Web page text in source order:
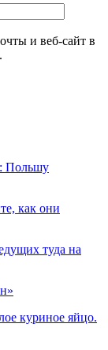
и веб-сайт в
Польшу
как они
туда на
куриное яйцо.